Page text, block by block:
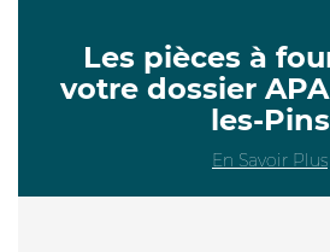
Les pièces à
votre dossier
les-Pins
En Savoir Plus